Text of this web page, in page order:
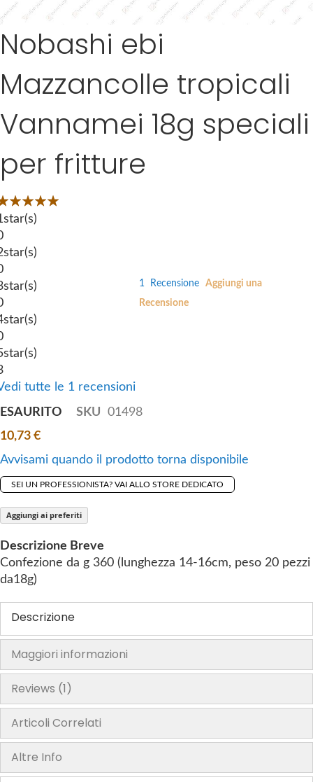
a
g
e
l
r
S
p
o
e
b
e
g
i
n
n
i
n
g
o
f
t
h
i
m
a
g
l
l
e
r
Nobashi ebi
Mazzancolle tropicali
Vannamei 18g speciali
per fritture
of100
star(s)
star(s)
star(s)
star(s)
star(s)
tutte le 1 recensioni
1 Recensione
Aggiungi una
Recensione
ESAURITO SKU
01498
10,73 €
Avvisami quando il prodotto torna disponibile
SEI UN PROFESSIONISTA? VAI ALLO STORE DEDICATO
Aggiungi ai preferiti
Descrizione Breve
Confezione da g 360 (lunghezza 14-16cm, peso 20 pezzi
da18g)
Descrizione
Maggiori informazioni
Reviews 1
Articoli Correlati
Altre Info